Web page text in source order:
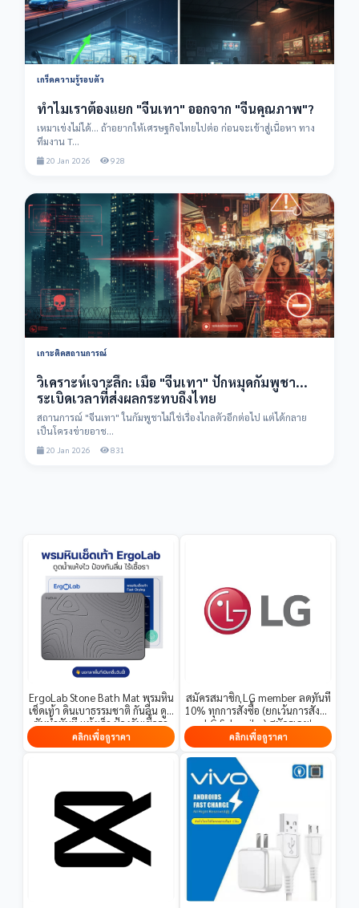
เกร็ดความรู้รอบตัว
ทำไมเราต้องแยก "จีนเทา" ออกจาก "จีนคุณภาพ"?
เหมาเข่งไม่ได้... ถ้าอยากให้เศรษฐกิจไทยไปต่อ ก่อนจะเข้าสู่เนื้อหา ทาง
ทีมงาน T...
20 Jan 2026 928
เกาะติดสถานการณ์
วิเคราะห์เจาะลึก: เมื่อ "จีนเทา" ปักหมุดกัมพูชา...
ระเบิดเวลาที่ส่งผลกระทบถึงไทย
สถานการณ์ "จีนเทา" ในกัมพูชาไม่ใช่เรื่องไกลตัวอีกต่อไป แต่ได้กลาย
เป็นโครงข่ายอาช...
20 Jan 2026 831
ErgoLab Stone Bath Mat พรมหิน
เช็ดเท้า ดินเบาธรรมชาติ กันลื่น ดูด
ซับน้ำทันที แห้งเร็ว ป้องกันเชื้อรา
ทำความสะอาดง่าย
คลิกเพื่อดูราคา
สมัครสมาชิก LG member ลดทันที
10% ทุกการสั่งซื้อ (ยกเว้นการสั่งซื้อ
LG Subscribe) สมัครเลย!
คลิกเพื่อดูราคา